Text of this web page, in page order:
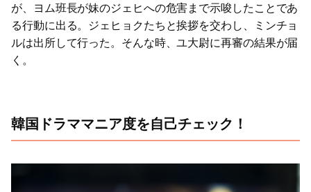
が、ヨム班長が妹のジェヒへの危害まで示唆したことであ
る行動に出る。ジェヒョクたちと挨拶を交わし、ミンチョ
ルは出所して行った。そんな時、ユ大尉に再審の結果が届
く。
韓国ドラママニア度を自己チェック！